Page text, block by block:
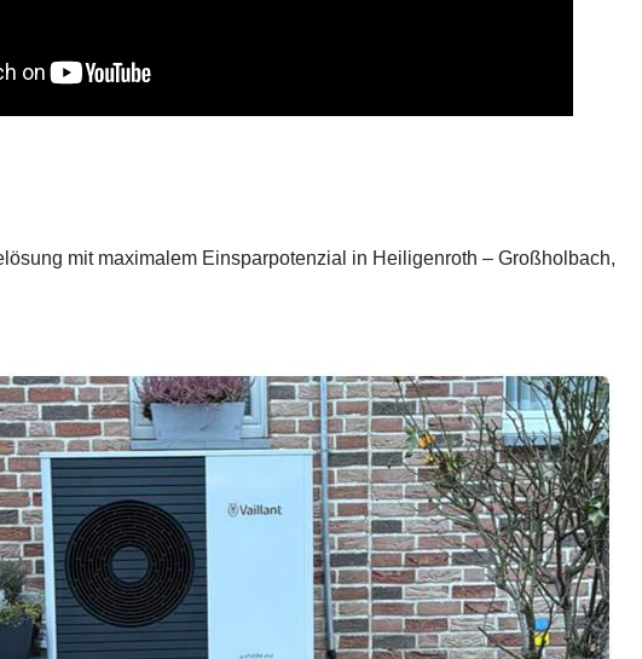
mit maximalem Einsparpotenzial in Heiligenroth – Großholbach,